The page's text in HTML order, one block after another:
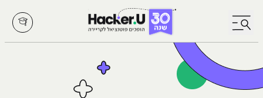
לחץ לפתיחת/סגירת תפריט